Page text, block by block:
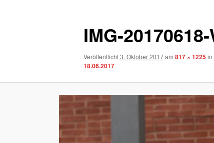
IMG-
Veröffentlicht3. Oktober 2017am 817 × 1225in
18.06.2017